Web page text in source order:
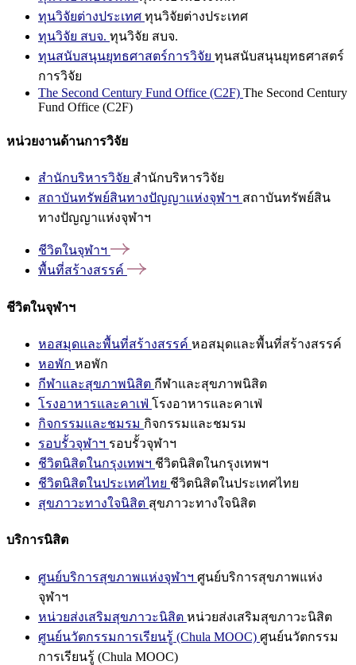
ทุนวิจัยต่างประเทศ ทุนวิจัยต่างประเทศ
ทุนวิจัย สบจ. ทุนวิจัย สบจ.
ทุนสนับสนุนยุทธศาสตร์การวิจัย ทุนสนับสนุนยุทธศาสตร์
การวิจัย
The Second Century Fund Office (C2F) The Second Century
Fund Office (C2F)
หน่วยงานด้านการวิจัย
สำนักบริหารวิจัย สำนักบริหารวิจัย
สถาบันทรัพย์สินทางปัญญาแห่งจุฬาฯ สถาบันทรัพย์สิน
ทางปัญญาแห่งจุฬาฯ
ชีวิตในจุฬาฯ
พื้นที่สร้างสรรค์
ชีวิตในจุฬาฯ
หอสมุดและพื้นที่สร้างสรรค์ หอสมุดและพื้นที่สร้างสรรค์
หอพัก หอพัก
กีฬาและสุขภาพนิสิต กีฬาและสุขภาพนิสิต
โรงอาหารและคาเฟ่ โรงอาหารและคาเฟ่
กิจกรรมและชมรม กิจกรรมและชมรม
รอบรั้วจุฬาฯ รอบรั้วจุฬาฯ
ชีวิตนิสิตในกรุงเทพฯ ชีวิตนิสิตในกรุงเทพฯ
ชีวิตนิสิตในประเทศไทย ชีวิตนิสิตในประเทศไทย
สุขภาวะทางใจนิสิต สุขภาวะทางใจนิสิต
บริการนิสิต
ศูนย์บริการสุขภาพแห่งจุฬาฯ ศูนย์บริการสุขภาพแห่ง
จุฬาฯ
หน่วยส่งเสริมสุขภาวะนิสิต หน่วยส่งเสริมสุขภาวะนิสิต
ศูนย์นวัตกรรมการเรียนรู้ (Chula MOOC) ศูนย์นวัตกรรม
การเรียนรู้ (Chula MOOC)